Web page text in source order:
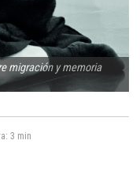
migración y memoria
3 min